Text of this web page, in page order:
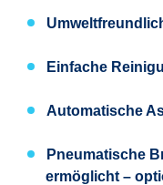
Einfache
Automatische
Pneumatische
ermöglicht –